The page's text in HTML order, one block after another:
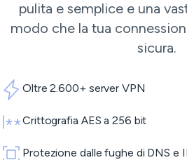
pulita e semplice e una
modo che la tua
sicura.
Oltre 2.600+ server VPN
Crittografia AES a 256 bit
Protezione dalle fughe di DNS e